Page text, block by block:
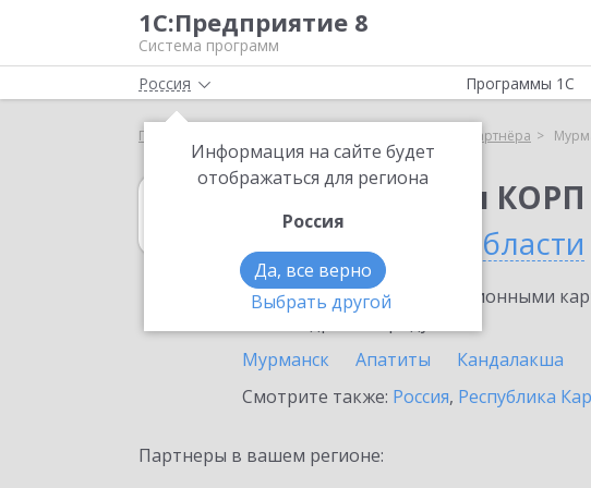
1С:Предприятие 8
Система программ
Россия
Информация на сайте будет
отображаться для региона
Россия
Да, все верно
Выбрать другой
Программы 1С
Главная Выбор партнёра
1С:Бухгалтерия
в Мурманской области
Ознакомьтесь с информационными
Мурманск
Апатиты
Кандалакша
Смотрите также: Россия, Республика
Партнеры в вашем регионе: